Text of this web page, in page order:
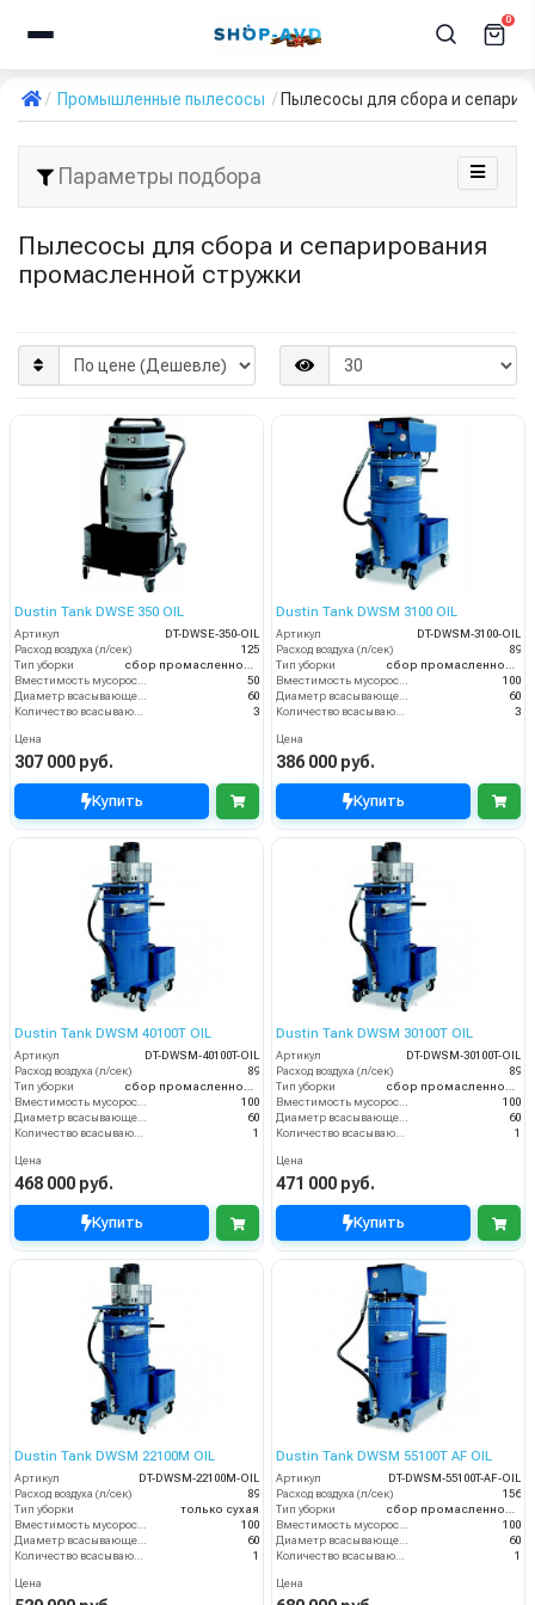
0
Промышленные пылесосы Пылесосы для сбора и
Параметры подбора
Пылесосы для сбора и сепарирования
промасленной стружки
Dustin Tank DWSE 350 OIL
Артикул
DT-DWSE-350-OIL
Расход воздуха (л/сек)
125
Тип уборки
50
60
3
Цена
307 000 руб.
Купить
Dustin Tank DWSM 3100 OIL
Артикул
DT-DWSM-3100-OIL
Расход воздуха (л/сек)
89
Тип уборки
100
60
3
Цена
386 000 руб.
Купить
Dustin Tank DWSM 40100T OIL
Артикул
DT-DWSM-40100T-OIL
Расход воздуха (л/сек)
89
Тип уборки
сбор промасленной стружки
Вместимость мусоросборника (л)
100
Диаметр всасывающего отверстия (мм)
60
Количество всасывающих турбин (шт)
1
Цена
468 000 руб.
Купить
Dustin Tank DWSM 30100T OIL
Артикул
DT-DWSM-30100T-OIL
Расход воздуха (л/сек)
89
Тип уборки
сбор промасленной стружки
Вместимость мусоросборника (л)
100
Диаметр всасывающего отверстия (мм)
60
Количество всасывающих турбин (шт)
1
Цена
471 000 руб.
Купить
Dustin Tank DWSM 22100M OIL
Артикул
DT-DWSM-22100M-OIL
Расход воздуха (л/сек)
89
Тип уборки
только сухая
Вместимость мусоросборника (л)
100
Диаметр всасывающего отверстия (мм)
60
Количество всасывающих турбин (шт)
1
Цена
Dustin Tank DWSM 55100T AF OIL
Артикул
DT-DWSM-55100T-AF-OIL
Расход воздуха (л/сек)
156
Тип уборки
сбор промасленной стружки
Вместимость мусоросборника (л)
100
Диаметр всасывающего отверстия (мм)
60
Количество всасывающих турбин (шт)
1
Цена